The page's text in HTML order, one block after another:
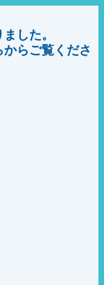
した。
らご覧くださ